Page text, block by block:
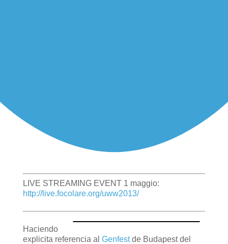
LIVE STREAMING EVENT 1 maggio:
http://live.focolare.org/uww2013/
Haciendo
explicita referencia al Genfestde Budapest del